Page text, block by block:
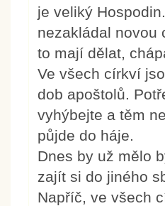
je veliký
nezakládal novou
to mají dělat,
Ve všech církví
dob apoštolů.
vyhýbejte a těm
půjde do háje.
Dnes by už mělo
zajít si do jiného
Napříč, ve všech